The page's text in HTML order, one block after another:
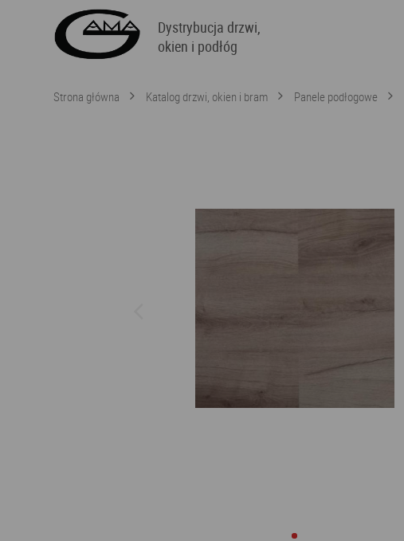
Dystrybucja drzwi,
okien i podłóg
Strona główna Katalog drzwi, okien i bram Panele podłogowe